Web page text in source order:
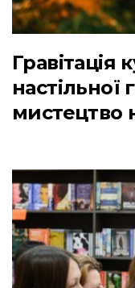
Гравітація
настільної
мистецтво